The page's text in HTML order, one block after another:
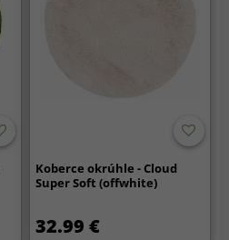
Koberce okrúhle - Cloud
Super Soft (offwhite)
32.99 €